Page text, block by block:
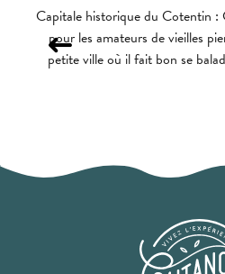
Capitale historique du Cotentin :
pour les amateurs de vieilles
petite ville où il fait bon se